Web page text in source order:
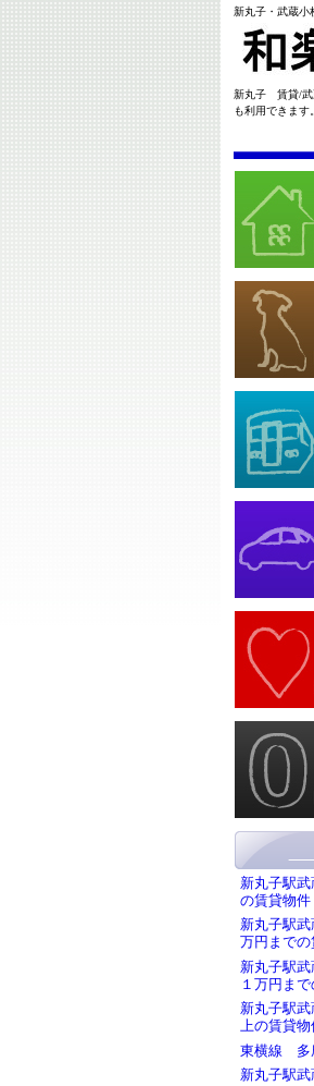
新丸子・武蔵
新丸子 賃貸/武
も利用できま
新丸子駅
の賃貸物件
新丸子駅
万円まで
新丸子駅武
１万円ま
新丸子駅
上の賃貸物
東横線 多
新丸子駅